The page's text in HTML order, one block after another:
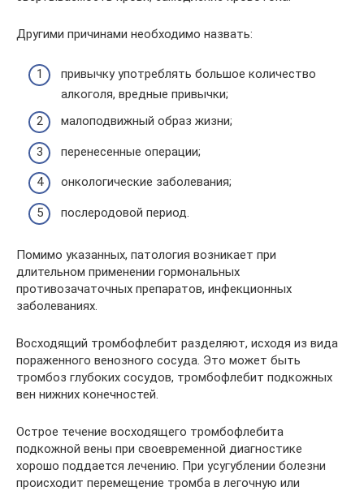
Другими причинами необходимо назвать:
привычку употреблять большое количество
алкоголя, вредные привычки;
малоподвижный образ жизни;
перенесенные операции;
онкологические заболевания;
послеродовой период.
Помимо указанных, патология возникает при
длительном применении гормональных
противозачаточных препаратов, инфекционных
заболеваниях.
Восходящий тромбофлебит разделяют, исходя из вида
пораженного венозного сосуда. Это может быть
тромбоз глубоких сосудов, тромбофлебит подкожных
вен нижних конечностей.
Острое течение восходящего тромбофлебита
подкожной вены при своевременной диагностике
хорошо поддается лечению. При усугублении болезни
происходит перемещение тромба в легочную или